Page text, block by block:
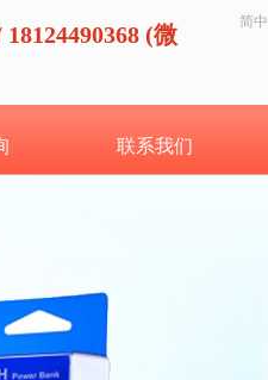
18124490368 (微
简中
联系我们